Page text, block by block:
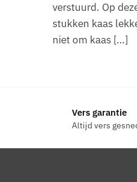
verstuurd. Op
stukken kaas
niet om kaas […]
Vers garantie
Altijd vers